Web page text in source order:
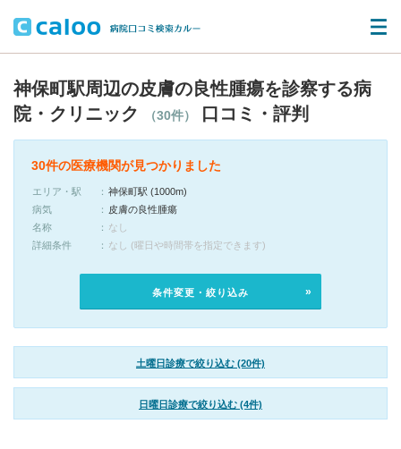
神保町駅周辺の皮膚の良性腫瘍を診察する病
院・クリニック
（30件） 口コミ・評判
30件の医療機関が見つかりました
エリア・駅
神保町駅 (1000m)
病気
皮膚の良性腫瘍
名称
なし
詳細条件
なし (曜日や時間帯を指定できます)
条件変更・絞り込み
土曜日診療で絞り込む (20件)
日曜日診療で絞り込む (4件)